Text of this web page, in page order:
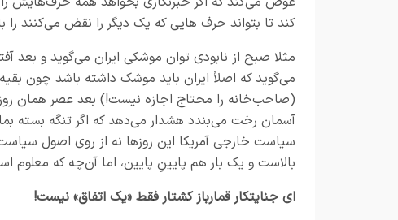
کند تا بتواند حرف هایی که یک دیگر را نقض می‌کنند را
مثلا صبح از نابودی توان موشکی ایران می‌گوید و بعد
می‌گوید که اصلاً ایران باید موشک داشته باشد چون
(صاحب‌خانه را محتاج اجازه نیست!) بعد عصر همان روز
آسمان رخت می‌بندد هشدار می‌دهد که اگر تنگه بسته
سیاست خارجی آمریکا این روزها نه از روی اصول
بالاست و یک بار هم پایینِ پایین، اما آن‌چه که
ای جنایتکار قمارباز کشتار فقط «یک اتفاق» نیست!